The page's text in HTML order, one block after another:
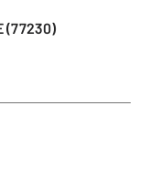
(77230)